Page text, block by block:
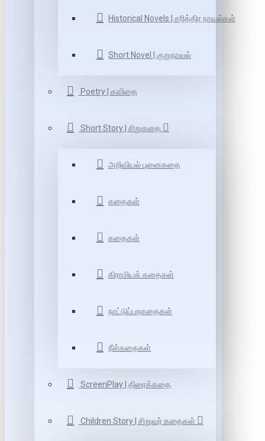
Historical Novels | சரித்திர நாவல்கள்
Short Novel | குறுநாவல்
Poetry | கவிதை
Short Story | சிறுகதை
அறிவியல் புனைகதை
கதைகள்
கதைகள்
கிராமியக் கதைகள்
நாட்டுப்புறகதைகள்
நீள்கதைகள்
ScreenPlay | திரைக்கதை
Children Story | சிறுவர் கதைகள்